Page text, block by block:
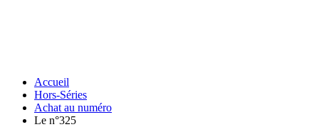
Accueil
Hors-Séries
Achat au numéro
Le n°325